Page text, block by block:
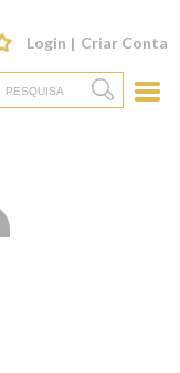
Login Criar Conta